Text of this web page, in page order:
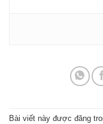
Bài viết này được đăng